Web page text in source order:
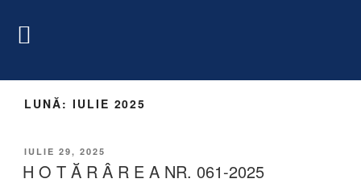
LUNĂ: IULIE 2025
IULIE 29, 2025
H O T Ă R Â R E A NR. 061-2025